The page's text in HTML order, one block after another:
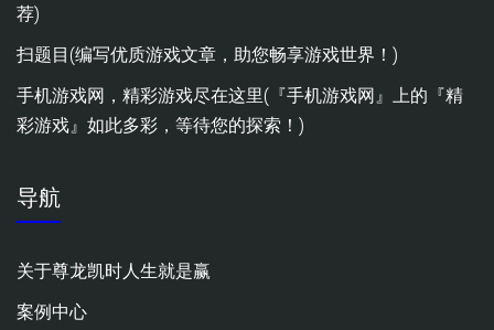
荐)
扫题目(编写优质游戏文章，助您畅享游戏世界！)
手机游戏网，精彩游戏尽在这里(『手机游戏网』上的『精
彩游戏』如此多彩，等待您的探索！)
导航
关于尊龙凯时人生就是赢
案例中心